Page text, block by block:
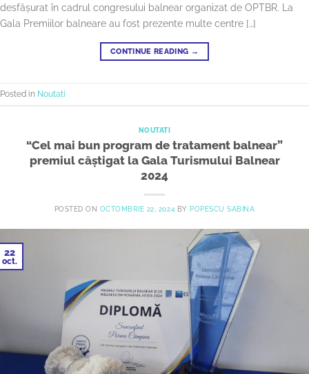
desfășurat în cadrul congresului balnear organizat de OPTBR. La
Gala Premiilor balneare au fost prezente multe centre […]
CONTINUE READING →
Posted in Noutati
NOUTATI
“Cel mai bun program de tratament balnear”
premiul câștigat la Gala Turismului Balnear
2024
POSTED ON OCTOMBRIE 22, 2024 BY POPESCU SABINA
22
oct.